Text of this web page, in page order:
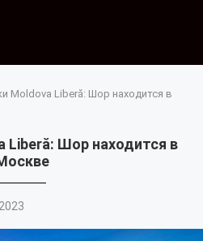
Moldova Liberă: Шор находится в
Liberă: Шор находится в